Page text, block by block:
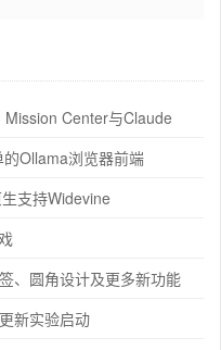
Center与Claude
Ollama浏览器前端
支持Widevine
、圆角设计及更多新功能
新实验启动